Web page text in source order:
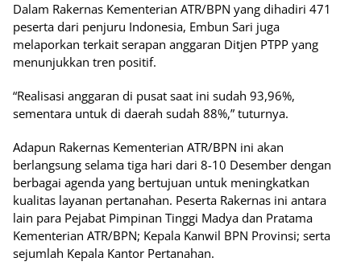
Dalam Rakernas Kementerian ATR/BPN yang dihadiri 471
peserta dari penjuru Indonesia, Embun Sari juga
melaporkan terkait serapan anggaran Ditjen PTPP yang
menunjukkan tren positif.
“Realisasi anggaran di pusat saat ini sudah 93,96%,
sementara untuk di daerah sudah 88%,” tuturnya.
Adapun Rakernas Kementerian ATR/BPN ini akan
berlangsung selama tiga hari dari 8-10 Desember dengan
berbagai agenda yang bertujuan untuk meningkatkan
kualitas layanan pertanahan. Peserta Rakernas ini antara
lain para Pejabat Pimpinan Tinggi Madya dan Pratama
Kementerian ATR/BPN; Kepala Kanwil BPN Provinsi; serta
sejumlah Kepala Kantor Pertanahan.